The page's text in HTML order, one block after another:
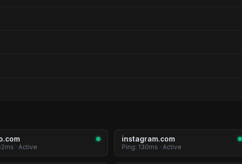
· Active
instagram.com
Ping: 130ms · Active